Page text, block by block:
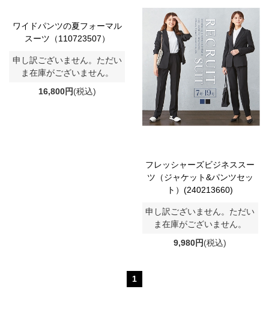
ワイドパンツの夏フォーマル
スーツ（110723507）
申し訳ございません。ただい
ま在庫がございません。
16,800円(税込)
フレッシャーズビジネススー
ツ（ジャケット&パンツセッ
ト）(240213660)
申し訳ございません。ただい
ま在庫がございません。
9,980円(税込)
1